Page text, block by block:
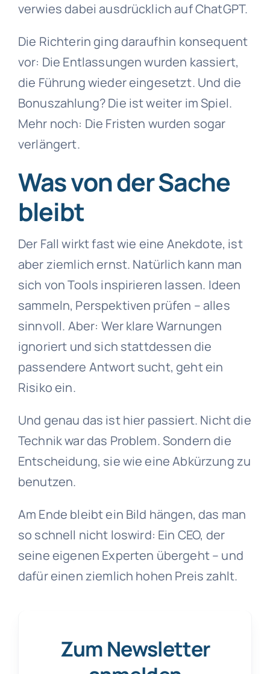
verwies dabei ausdrücklich auf ChatGPT.
Die Richterin ging daraufhin konsequent
vor: Die Entlassungen wurden kassiert,
die Führung wieder eingesetzt. Und die
Bonuszahlung? Die ist weiter im Spiel.
Mehr noch: Die Fristen wurden sogar
verlängert.
Was von der Sache
bleibt
Der Fall wirkt fast wie eine Anekdote, ist
aber ziemlich ernst. Natürlich kann man
sich von Tools inspirieren lassen. Ideen
sammeln, Perspektiven prüfen – alles
sinnvoll. Aber: Wer klare Warnungen
ignoriert und sich stattdessen die
passendere Antwort sucht, geht ein
Risiko ein.
Und genau das ist hier passiert. Nicht die
Technik war das Problem. Sondern die
Entscheidung, sie wie eine Abkürzung zu
benutzen.
Am Ende bleibt ein Bild hängen, das man
so schnell nicht loswird: Ein CEO, der
seine eigenen Experten übergeht – und
dafür einen ziemlich hohen Preis zahlt.
Zum Newsletter